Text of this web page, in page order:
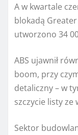
A w kwartale
blokadą Greater
utworzono 34
ABS ujawnił
boom, przy
detaliczny – w
szczycie listy ze
Sektor